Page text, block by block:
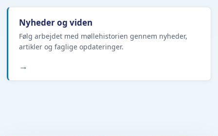
Nyheder og viden
Følg arbejdet med møllehistorien gennem nyheder,
artikler og faglige opdateringer.
→